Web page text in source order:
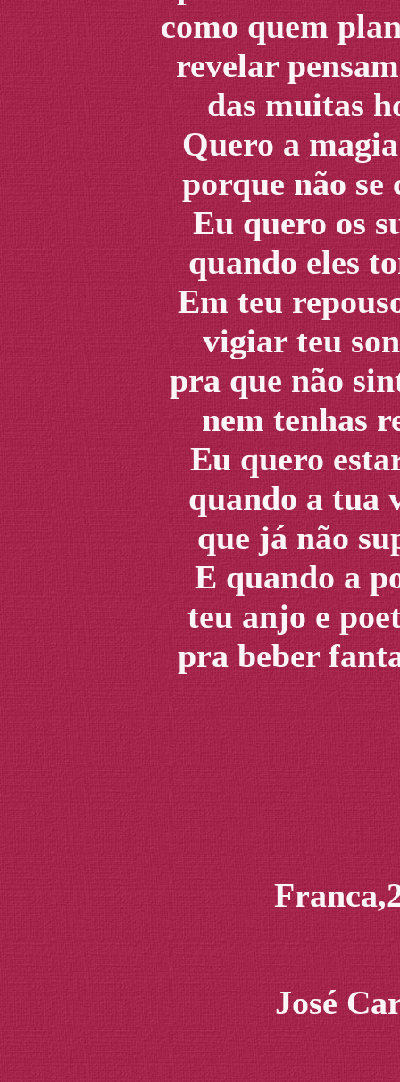
como quem
revelar
das muitas
Quero a
porque não se
Eu quero os
quando eles
Em teu
vigiar teu
pra que não
nem tenhas
Eu quero
quando a tua
que já não
E quando a
teu anjo e
pra beber
José